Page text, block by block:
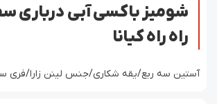
شومیز باکسی آبی درباری
راه راه کیانا
آستین سه ربع/یقه شکاری/جنس لینن زارا/فری